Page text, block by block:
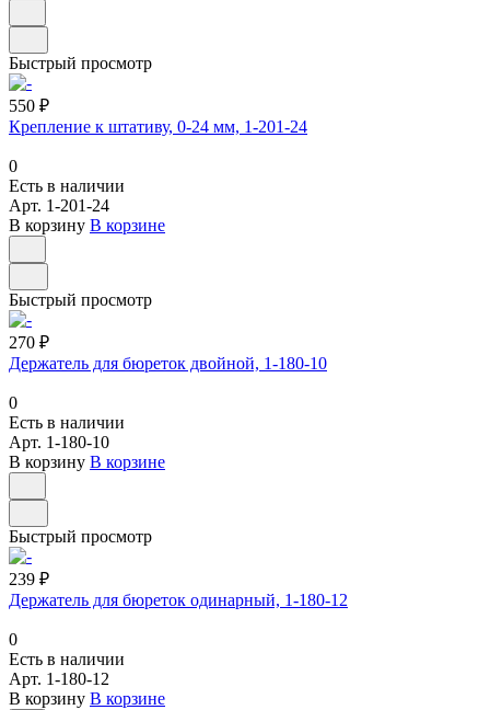
Быстрый просмотр
550 ₽
Крепление к штативу, 0-24 мм, 1-201-24
0
Есть в наличии
Арт. 1-201-24
В корзину В корзине
Быстрый просмотр
270 ₽
Держатель для бюреток двойной, 1-180-10
0
Есть в наличии
Арт. 1-180-10
В корзину В корзине
Быстрый просмотр
239 ₽
Держатель для бюреток одинарный, 1-180-12
0
Есть в наличии
Арт. 1-180-12
В корзину В корзине